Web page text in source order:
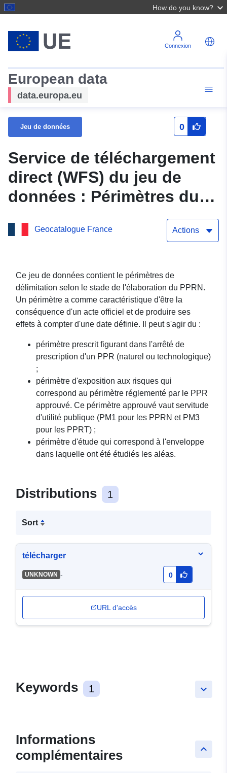
How do you know?
Connexion
European data
data.europa.eu
Jeu de données 0
Service de téléchargement
direct (WFS) du jeu de
données : Périmètres du
plan de prévention des
risques naturels (PPRN) de
Geocatalogue France Actions
Ce jeu de données contient le périmètres de
délimitation selon le stade de l'élaboration du PPRN.
Un périmètre a comme caractéristique d'être la
conséquence d'un acte officiel et de produire ses
effets à compter d'une date définie. Il peut s'agir du :
périmètre prescrit figurant dans l'arrêté de
prescription d'un PPR (naturel ou technologique)
;
périmètre d'exposition aux risques qui
correspond au périmètre réglementé par le PPR
approuvé. Ce périmètre approuvé vaut servitude
d'utilité publique (PM1 pour les PPRN et PM3
pour les PPRT) ;
périmètre d'étude qui correspond à l'enveloppe
dans laquelle ont été étudiés les aléas.
Distributions 1
Sort
télécharger
UNKNOWN - 0
URL d'accès
keyboard_arrow_down
Keywords 1
keyboard_arrow_up
Informations
complémentaires